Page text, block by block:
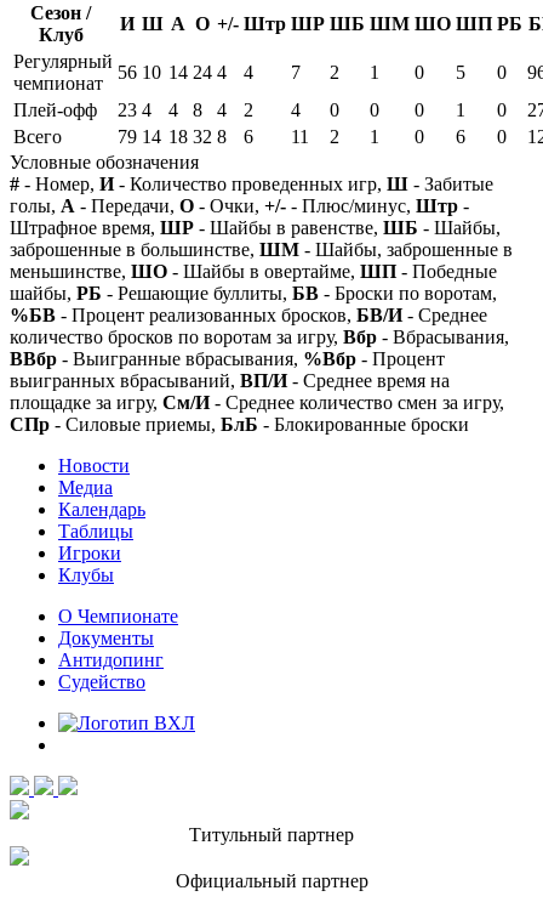
Сезон /
Клуб
И Ш А О +/- Штр ШР ШБ ШМ ШО ШП РБ
Регулярный
чемпионат
56 10 14 24 4 4 7 2 1 0 5 0
Плей-офф
23 4 4 8 4 2 4 0 0 0 1 0
Всего
79 14 18 32 8 6 11 2 1 0 6 0
Условные обозначения
# - Номер, И- Количество проведенных игр, Ш - Забитые
голы, А - Передачи, О - Очки, +/- - Плюс/минус, Штр -
Штрафное время, ШР - Шайбы в равенстве, ШБ - Шайбы,
заброшенные в большинстве, ШМ - Шайбы, заброшенные в
меньшинстве, ШО - Шайбы в овертайме, ШП - Победные
шайбы, РБ - Решающие буллиты, БВ - Броски по воротам,
%БВ - Процент реализованных бросков, БВ/И- Среднее
количество бросков по воротам за игру, Вбр - Вбрасывания,
ВВбр - Выигранные вбрасывания, %Вбр - Процент
выигранных вбрасываний, ВП/И- Среднее время на
площадке за игру, См/И- Среднее количество смен за игру,
СПр - Силовые приемы, БлБ - Блокированные броски
Новости
Медиа
Календарь
Таблицы
Игроки
Клубы
О Чемпионате
Документы
Антидопинг
Судейство
Титульный партнер
Официальный партнер